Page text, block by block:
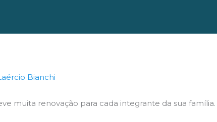
Bianchi
muita renovação para cada integrante da sua família.